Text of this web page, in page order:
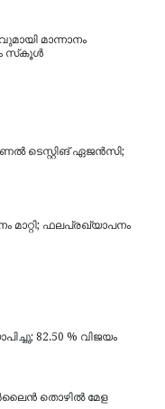
മാന്നാനം
സ്‌കൂൾ
ടെസ്റ്റിങ് ഏജൻസി;
ഫലപ്രഖ്യാപനം
82.50 % വിജയം
തൊഴില്‍ മേള